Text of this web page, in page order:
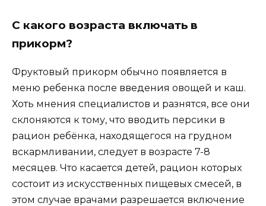
С какого возраста включать в
прикорм?
Фруктовый прикорм обычно появляется в
меню ребенка после введения овощей и каш.
Хоть мнения специалистов и разнятся, все они
склоняются к тому, что вводить персики в
рацион ребёнка, находящегося на грудном
вскармливании, следует в возрасте 7-8
месяцев. Что касается детей, рацион которых
состоит из искусственных пищевых смесей, в
этом случае врачами разрешается включение